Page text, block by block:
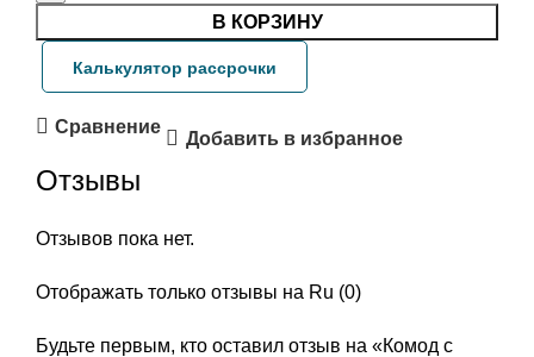
В КОРЗИНУ
Калькулятор рассрочки
Сравнение
Добавить в избранное
Отзывы
Отзывов пока нет.
Отображать только отзывы на Ru (0)
Будьте первым, кто оставил отзыв на «Комод с